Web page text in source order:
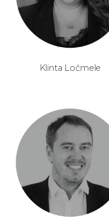
Klinta Ločmele